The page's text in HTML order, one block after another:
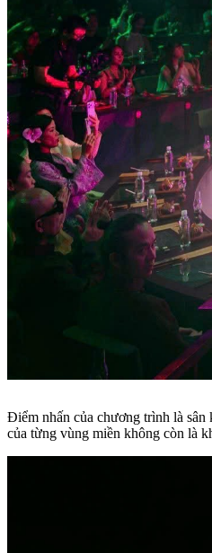
Điểm nhấn của chương trình là sân
của từng vùng miền không còn là